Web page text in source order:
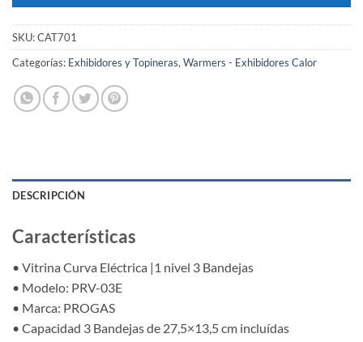
SKU:CAT701
Categorías: Exhibidores y Topineras, Warmers - Exhibidores Calor
DESCRIPCIÓN
Características
• Vitrina Curva Eléctrica |1 nivel 3 Bandejas
• Modelo: PRV-03E
• Marca: PROGAS
• Capacidad 3 Bandejas de 27,5×13,5 cm incluídas